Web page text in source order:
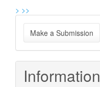
> >>
Make
a
Submission
Make a Submission
Information